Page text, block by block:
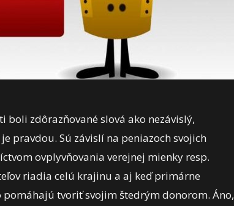
boli zdôrazňované slová ako nezávislý,
pravdou. Sú závislí na peniazoch svojich
ovplyvňovania verejnej mienky resp.
riadia celú krajinu a aj keď primárne
tvoriť svojim štedrým donorom. Áno,